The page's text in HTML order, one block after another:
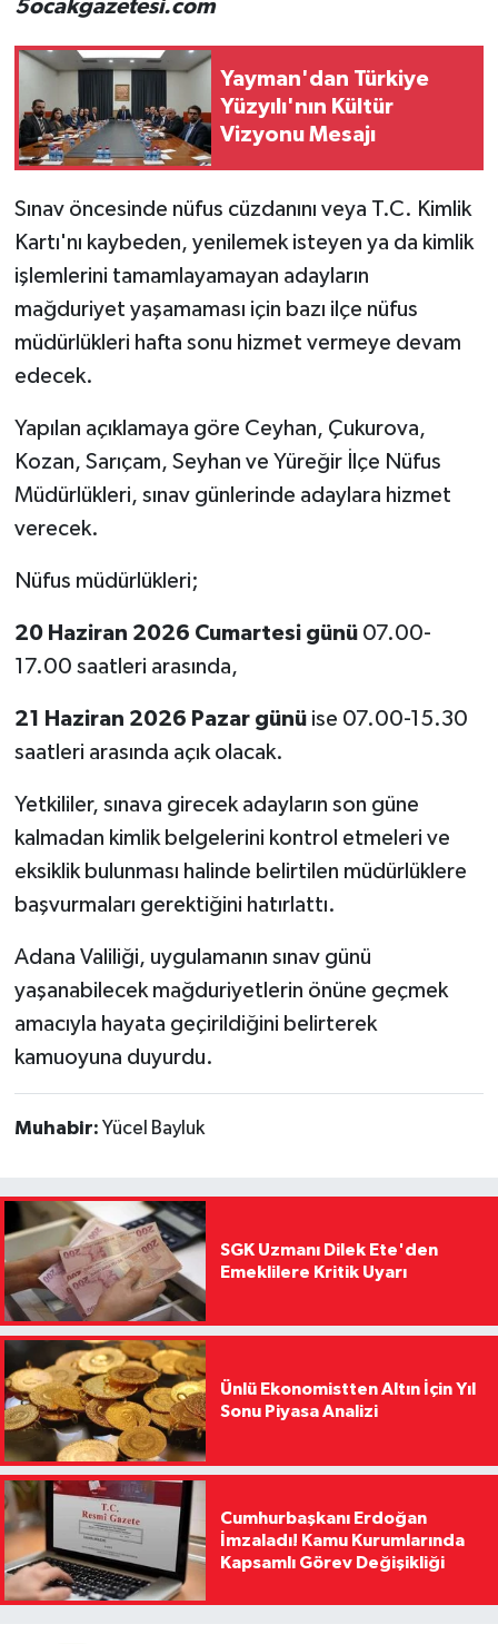
5ocakgazetesi.com
Yayman'dan Türkiye
Yüzyılı'nın Kültür
Vizyonu Mesajı
Sınav öncesinde nüfus cüzdanını veya T.C. Kimlik
Kartı'nı kaybeden, yenilemek isteyen ya da kimlik
işlemlerini tamamlayamayan adayların
mağduriyet yaşamaması için bazı ilçe nüfus
müdürlükleri hafta sonu hizmet vermeye devam
edecek.
Yapılan açıklamaya göre Ceyhan, Çukurova,
Kozan, Sarıçam, Seyhan ve Yüreğir İlçe Nüfus
Müdürlükleri, sınav günlerinde adaylara hizmet
verecek.
Nüfus müdürlükleri;
20 Haziran 2026 Cumartesi günü07.00-
17.00 saatleri arasında,
21 Haziran 2026 Pazar günüise 07.00-15.30
saatleri arasında açık olacak.
Yetkililer, sınava girecek adayların son güne
kalmadan kimlik belgelerini kontrol etmeleri ve
eksiklik bulunması halinde belirtilen müdürlüklere
başvurmaları gerektiğini hatırlattı.
Adana Valiliği, uygulamanın sınav günü
yaşanabilecek mağduriyetlerin önüne geçmek
amacıyla hayata geçirildiğini belirterek
kamuoyuna duyurdu.
Muhabir: Yücel Bayluk
SGK Uzmanı Dilek Ete'den
Emeklilere Kritik Uyarı
Ünlü Ekonomistten Altın İçin Yıl
Sonu Piyasa Analizi
Cumhurbaşkanı Erdoğan
İmzaladı! Kamu Kurumlarında
Kapsamlı Görev Değişikliği